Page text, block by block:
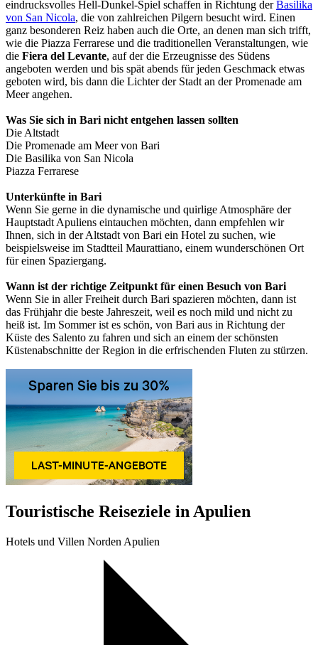
eindrucksvolles Hell-Dunkel-Spiel schaffen in Richtung derBasilika
von San Nicola, die von zahlreichen Pilgern besucht wird. Einen
ganz besonderen Reiz haben auch die Orte, an denen man sich trifft,
wie die Piazza Ferrarese und die traditionellen Veranstaltungen, wie
die Fiera del Levante, auf der die Erzeugnisse des Südens
angeboten werden und bis spät abends für jeden Geschmack etwas
geboten wird, bis dann die Lichter der Stadt an der Promenade am
Meer angehen.
Was Sie sich in Bari nicht entgehen lassen sollten
Die Altstadt
Die Promenade am Meer von Bari
Die Basilika von San Nicola
Piazza Ferrarese
Unterkünfte in Bari
Wenn Sie gerne in die dynamische und quirlige Atmosphäre der
Hauptstadt Apuliens eintauchen möchten, dann empfehlen wir
Ihnen, sich in der Altstadt von Bari ein Hotel zu suchen, wie
beispielsweise im Stadtteil Maurattiano, einem wunderschönen Ort
für einen Spaziergang.
Wann ist der richtige Zeitpunkt für einen Besuch von Bari
Wenn Sie in aller Freiheit durch Bari spazieren möchten, dann ist
das Frühjahr die beste Jahreszeit, weil es noch mild und nicht zu
heiß ist. Im Sommer ist es schön, von Bari aus in Richtung der
Küste des Salento zu fahren und sich an einem der schönsten
Küstenabschnitte der Region in die erfrischenden Fluten zu stürzen.
Touristische Reiseziele in Apulien
Hotels und Villen Norden Apulien